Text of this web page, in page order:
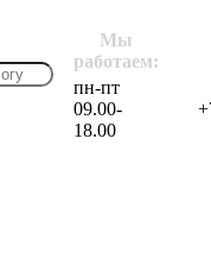
Мы
работаем:
пн-пт
09.00-
18.00